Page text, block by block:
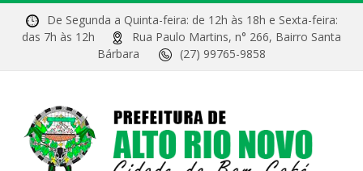
De Segunda a Quinta-feira: de 12h às 18h e Sexta-feira:
das 7h às 12h
Rua Paulo Martins, n° 266, Bairro Santa
Bárbara
(27) 99765-9858